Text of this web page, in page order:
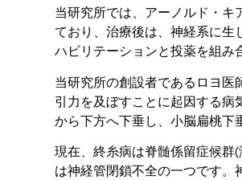
当研究所では、アーノルド・キ
ており、治療後は、神経系に生
ハビリテーションと投薬を組み
当研究所の創設者であるロヨ医
引力を及ぼすことに起因する
から下方へ下垂し、小脳扁桃下
現在、終糸病は脊髄係留症候群
は神経管閉鎖不全の一つです。